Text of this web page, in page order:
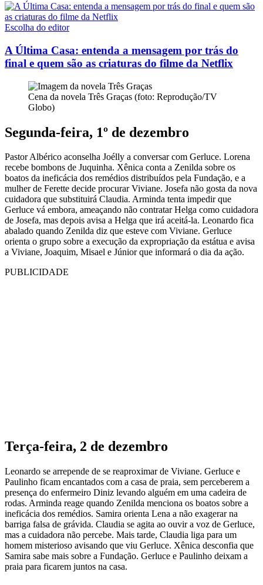
Escolha do editor
A Última Casa: entenda a mensagem por trás do
final e quem são as criaturas do filme da Netflix
Cena da novela Três Graças (foto: Reprodução/TV
Globo)
Segunda-feira, 1º de dezembro
Pastor Albérico aconselha Joélly a conversar com Gerluce. Lorena
recebe bombons de Juquinha. Xênica conta a Zenilda sobre os
boatos da ineficácia dos remédios distribuídos pela Fundação, e a
mulher de Ferette decide procurar Viviane. Josefa não gosta da nova
cuidadora que substituirá Claudia. Arminda tenta impedir que
Gerluce vá embora, ameaçando não contratar Helga como cuidadora
de Josefa, mas depois avisa a Helga que irá aceitá-la. Leonardo fica
abalado quando Zenilda diz que esteve com Viviane. Gerluce
orienta o grupo sobre a execução da expropriação da estátua e avisa
a Viviane, Joaquim, Misael e Júnior que informará o dia da ação.
PUBLICIDADE
Terça-feira, 2 de dezembro
Leonardo se arrepende de se reaproximar de Viviane. Gerluce e
Paulinho ficam encantados com a casa de praia, sem perceberem a
presença do enfermeiro Diniz levando alguém em uma cadeira de
rodas. Arminda reage quando Zenilda menciona os boatos sobre a
ineficácia dos remédios. Samira orienta Lena a não exagerar na
barriga falsa de grávida. Claudia se agita ao ouvir a voz de Gerluce,
mas a cuidadora não percebe. Mais tarde, Claudia liga para um
homem misterioso avisando que viu Gerluce. Xênica desconfia que
Samira sabe mais sobre a Fundação. Gerluce e Paulinho deixam a
praia para ficarem juntos na casa.